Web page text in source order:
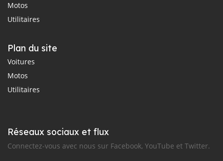
Motos
Utilitaires
Plan du site
Voitures
Motos
Utilitaires
Réseaux sociaux et flux
Connectez-vous avec nous sur Facebook, YouTube et Twitter.